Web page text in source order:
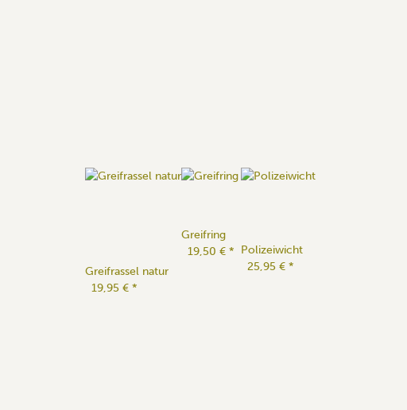
Greifrassel natur
19,95 € *
Greifring
19,50 € * Polizeiwicht
25,95 € *